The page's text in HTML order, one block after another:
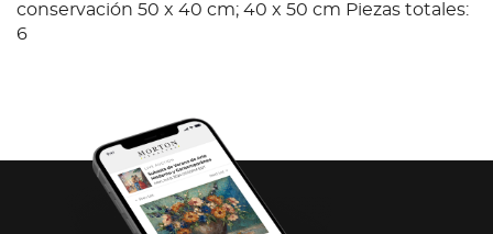
conservación 50 x 40 cm; 40 x 50 cm Piezas totales:
6